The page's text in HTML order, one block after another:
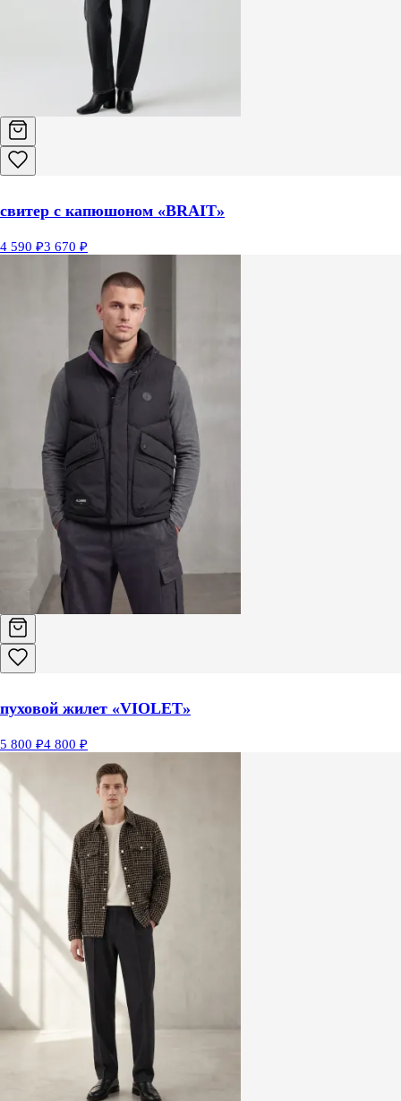
свитер с капюшоном «BRAIT»
4 590 ₽3 670 ₽
пуховой жилет «VIOLET»
5 800 ₽4 800 ₽